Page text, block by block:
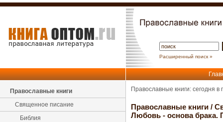
Расширенный поиск »
Православные книги
Священное писание
Библия
Православные книги: сегодня
Православные книги /
Любовь - основа брака.